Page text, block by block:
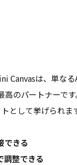
Canvasは、単な
高のパートナーで
として挙げられま
できる
調整できる